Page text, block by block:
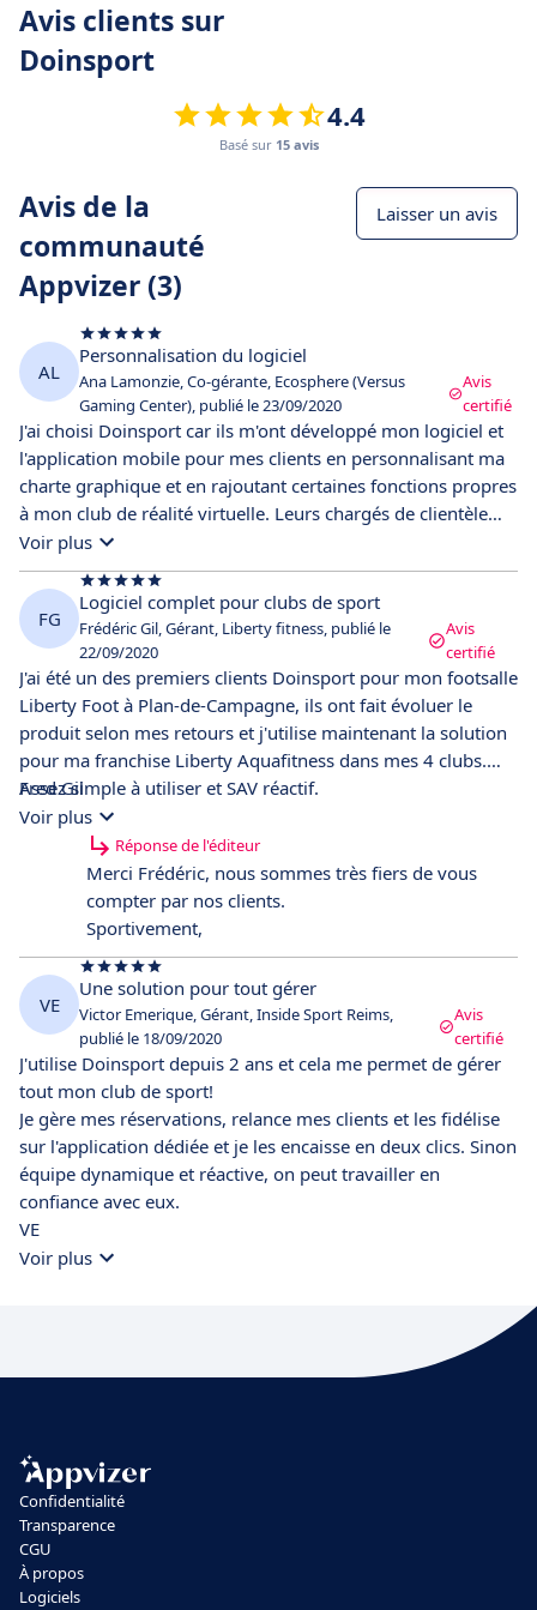
Avis clients sur
Doinsport
4.4
Basé sur 15 avis
Avis de la
communauté
Appvizer (3)
Laisser un avis
AL
Personnalisation du logiciel
Ana Lamonzie, Co-gérante, Ecosphere (Versus
Gaming Center), publié le 23/09/2020
Avis
certifié
J'ai choisi Doinsport car ils m'ont développé mon logiciel et
l'application mobile pour mes clients en personnalisant ma
charte graphique et en rajoutant certaines fonctions propres
à mon club de réalité virtuelle. Leurs chargés de clientèle
sont disponibles 7/7. Il serait génial d'inclure un module de
notation non pas entre clients, mais que les clients puissent
noter les prestations du club pour savoir ce qui fonctionne
et ce qu'on doit travailler.
Voir plus
FG
Logiciel complet pour clubs de sport
Frédéric Gil, Gérant, Liberty fitness, publié le
22/09/2020
Avis
certifié
J'ai été un des premiers clients Doinsport pour mon footsalle
Liberty Foot à Plan-de-Campagne, ils ont fait évoluer le
produit selon mes retours et j'utilise maintenant la solution
pour ma franchise Liberty Aquafitness dans mes 4 clubs.
Assez simple à utiliser et SAV réactif.
Fred Gil
Voir plus
Réponse de l'éditeur
Merci Frédéric, nous sommes très fiers de vous
compter par nos clients.
Sportivement,
VE
Une solution pour tout gérer
Victor Emerique, Gérant, Inside Sport Reims,
publié le 18/09/2020
Avis
certifié
J'utilise Doinsport depuis 2 ans et cela me permet de gérer
tout mon club de sport!
Je gère mes réservations, relance mes clients et les fidélise
sur l'application dédiée et je les encaisse en deux clics. Sinon
équipe dynamique et réactive, on peut travailler en
confiance avec eux.
VE
Voir plus
Confidentialité
Transparence
CGU
À propos
Logiciels